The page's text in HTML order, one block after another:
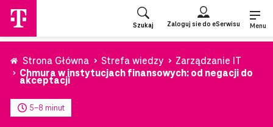
strony
głównej
Szukaj Zaloguj sie do eSerwisu Menu
Strona Główna Strefa wiedzy
Zarządzanie IT
Chmura w instytucjach finansowych: od negacji do
akceptacji
5-8 minut